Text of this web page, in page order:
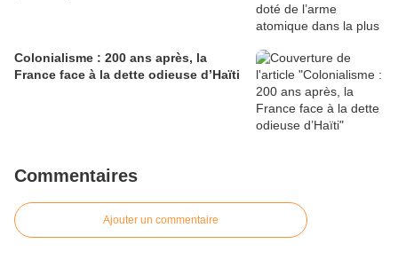
Colonialisme : 200 ans après, la
France face à la dette odieuse d’Haïti
Commentaires
Ajouter un commentaire